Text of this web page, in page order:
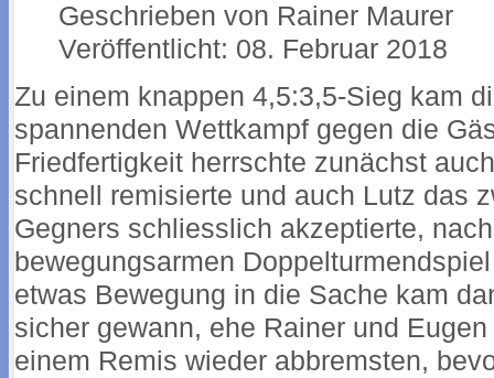
Geschrieben von Rainer Maurer
Veröffentlicht: 08. Februar 2018
Zu einem knappen 4,5:3,5-Sieg kam
spannenden Wettkampf gegen die
Friedfertigkeit herrschte zunächst
schnell remisierte und auch Lutz das
Gegners schliesslich akzeptierte,
bewegungsarmen
etwas Bewegung in die Sache kam
sicher gewann, ehe Rainer und
einem Remis wieder abbremsten,